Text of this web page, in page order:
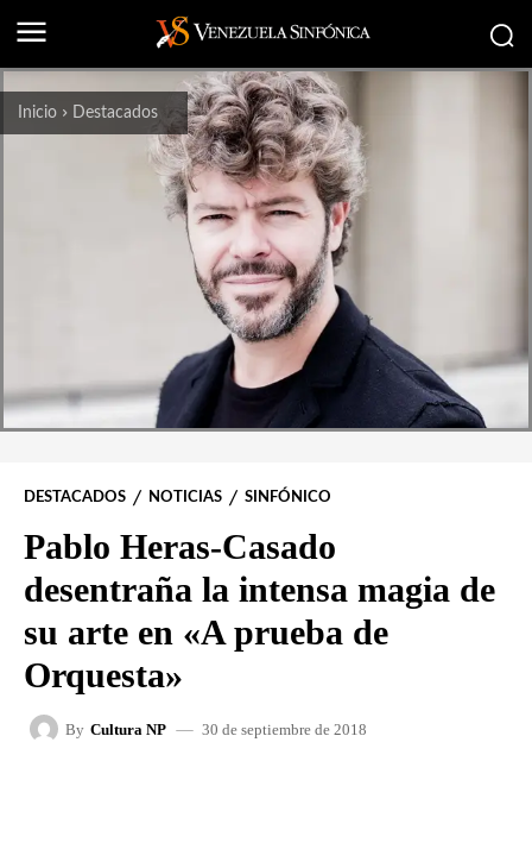
Inicio Destacados
DESTACADOS NOTICIAS SINFÓNICO
Pablo Heras-Casado
desentraña la intensa magia de
su arte en «A prueba de
Orquesta»
By Cultura NP 30 de septiembre de 2018